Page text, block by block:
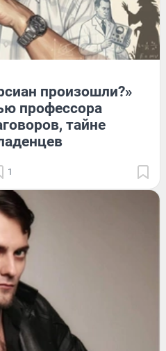
произошли?»
профессора
тайне
1